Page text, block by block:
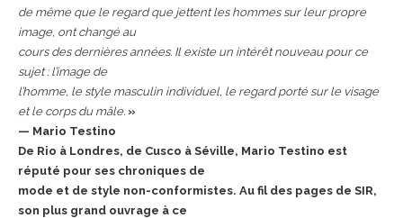
de même que le regard que jettent les hommes sur leur propre
image, ont changé au
cours des dernières années. Il existe un intérêt nouveau pour ce
sujet : l’image de
l’homme, le style masculin individuel, le regard porté sur le visage
et le corps du mâle. »
— Mario Testino
De Rio à Londres, de Cusco à Séville, Mario Testino est
réputé pour ses chroniques de
mode et de style non-conformistes. Au fil des pages de SIR,
son plus grand ouvrage à ce